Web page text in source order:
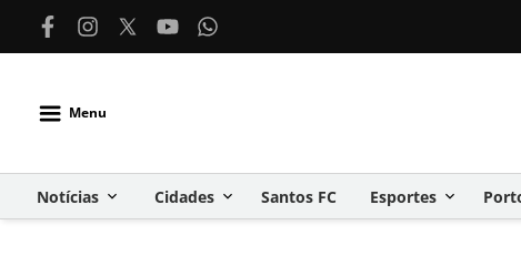
Menu
Notícias Cidades Santos FC Esportes